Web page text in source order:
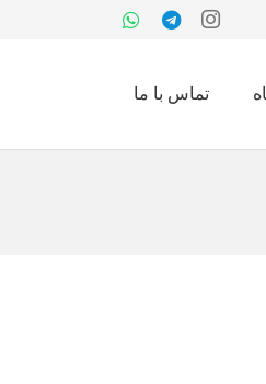
تماس با ما